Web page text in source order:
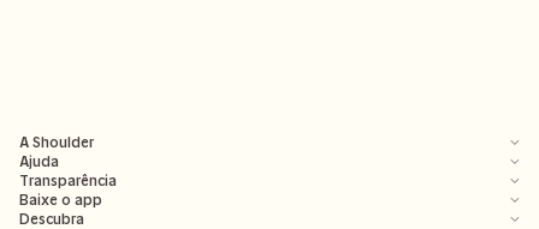
A Shoulder
Ajuda
Transparência
Baixe o app
Descubra